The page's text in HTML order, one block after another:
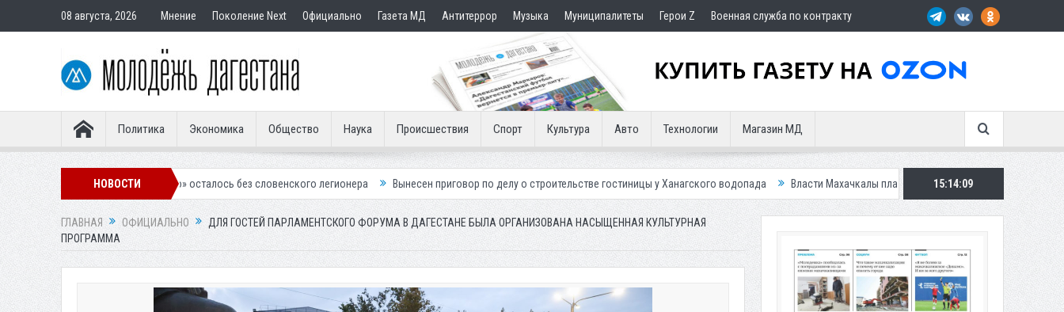
08 августа, 2026 Мнение Поколение Next Официально Газета МД Антитеррор Музыка Муниципалитеты Герои Z Военная служба по контракту
Политика Экономика Общество Наука Происшествия Спорт Культура Авто Технологии Магазин МД
НОВОСТИ
«Динамо» осталось без словенского легионера Вынесен приговор по делу о строительстве гостиницы у Ханагского водопада Власти Махачкалы планирует внедрить новую систему для улучшения
15:14:11
ГЛАВНАЯ ОФИЦИАЛЬНО
ДЛЯ ГОСТЕЙ ПАРЛАМЕНТСКОГО ФОРУМА В ДАГЕСТАНЕ БЫЛА ОРГАНИЗОВАНА НАСЫЩЕННАЯ КУЛЬТУРНАЯ
ПРОГРАММА